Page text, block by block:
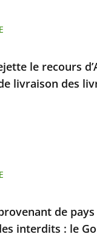
le recours
livraison des
de
interdits : le